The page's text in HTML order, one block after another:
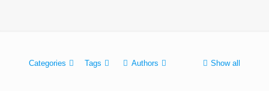
Categories Tags Authors Show all